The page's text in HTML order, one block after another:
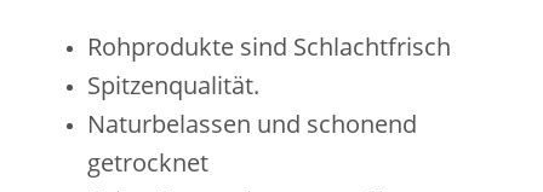
Rohprodukte sind Schlachtfrisch
Spitzenqualität.
Naturbelassen und schonend
getrocknet